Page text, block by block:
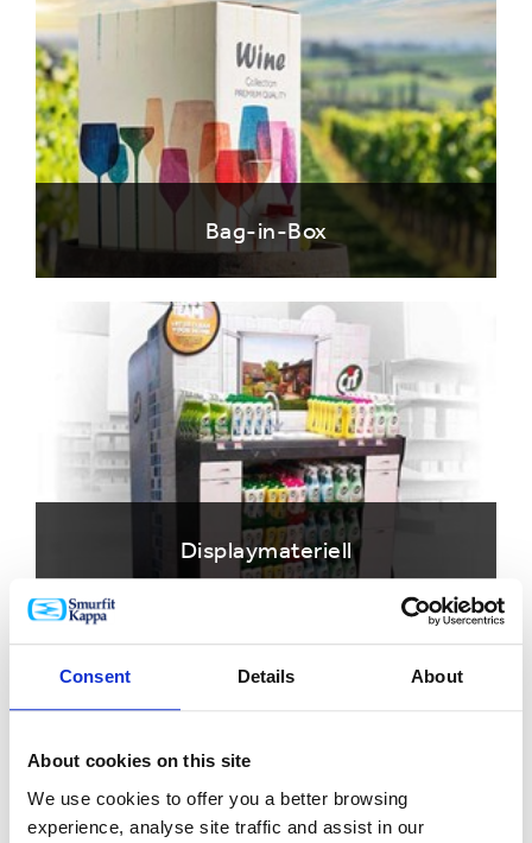
Consent Details About
About cookies on this site
We use cookies to offer you a better browsing
experience, analyse site traffic and assist in our
Bag-in-Box
Displaymateriell